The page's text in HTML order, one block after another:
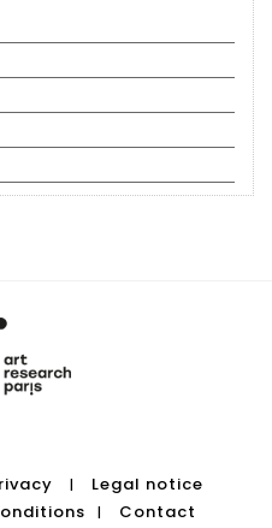
|
Legal notice
| Contact